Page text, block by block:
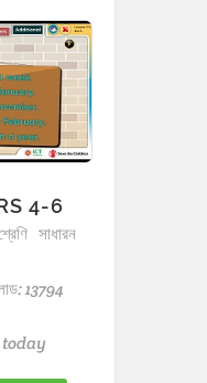
4-6
সাধারন
13794